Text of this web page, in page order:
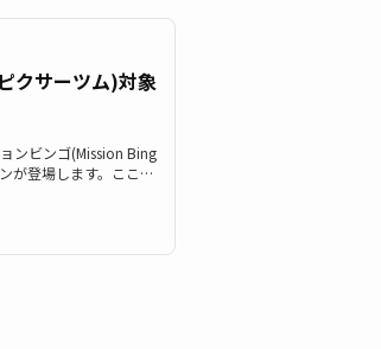
クサーツム)対象
ンビンゴ(Mission Bing
が登場します。ここで
ムピクサーのツム/ピ